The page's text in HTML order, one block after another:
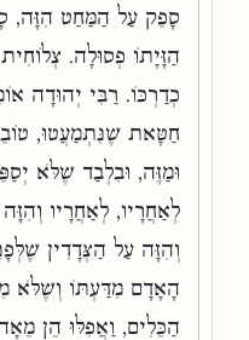
סָפֵק עַל הַמַּחַט הִזָּה,
הַזָּיָתוֹ פְסוּלָה.
כְדַרְכּוֹ. רַבִּי יְהוּדָה
חַטָּאת שֶׁנִּתְמַעֲטוּ,
וּמַזֶּה, וּבִלְבַד שֶׁלֹּא
לְאַחֲרָיו, לְאַחֲרָיו וְהִזָּה
וְהִזָּה עַל הַצְּדָדִין
הָאָדָם מִדַּעְתּוֹ וְשֶׁלֹּא
הַכֵּלִים, וַאֲפִלּוּ הֵן